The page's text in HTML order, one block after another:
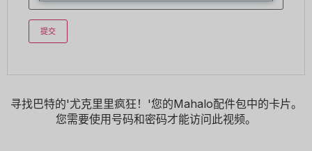
寻找巴特的'尤克里里疯狂！'您的Mahalo配件包中的卡片。
您需要使用号码和密码才能访问此视频。